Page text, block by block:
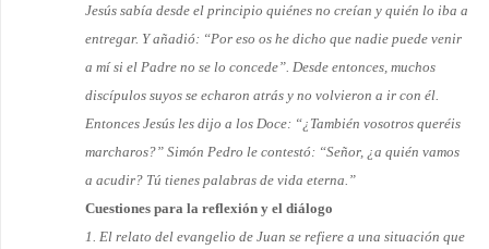
Jesús sabía desde el principio quiénes no creían y quién lo iba a
entregar. Y añadió: “Por eso os he dicho que nadie puede venir
a mí si el Padre no se lo concede”. Desde entonces, muchos
discípulos suyos se echaron atrás y no volvieron a ir con él.
Entonces Jesús les dijo a los Doce: “¿También vosotros queréis
marcharos?” Simón Pedro le contestó: “Señor, ¿a quién vamos
a acudir? Tú tienes palabras de vida eterna.”
Cuestiones para la reflexión y el diálogo
1. El relato del evangelio de Juan se refiere a una situación que